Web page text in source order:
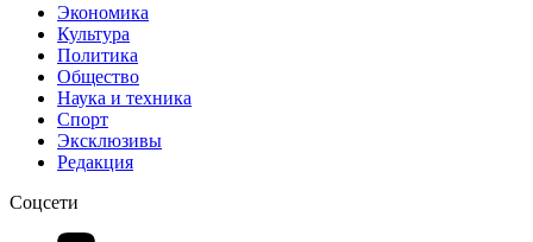
Экономика
Культура
Политика
Общество
Наука и техника
Спорт
Эксклюзивы
Редакция
Соцсети